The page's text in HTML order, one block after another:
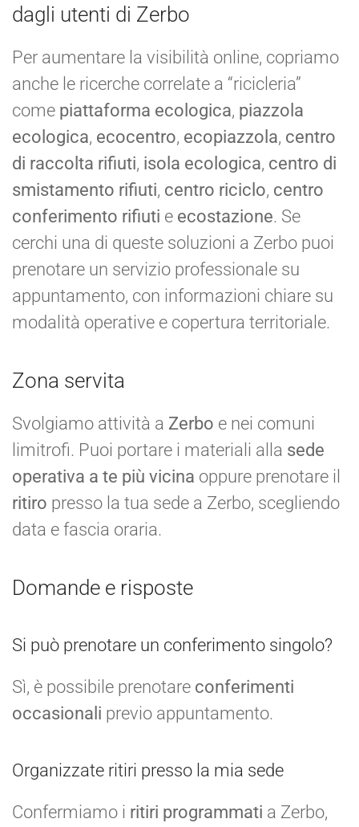
dagli utenti di Zerbo
Per aumentare la visibilità online, copriamo
anche le ricerche correlate a “ricicleria”
come piattaforma ecologica, piazzola
ecologica, ecocentro, ecopiazzola, centro
di raccolta rifiuti, isola ecologica, centro di
smistamento rifiuti, centro riciclo, centro
conferimento rifiuti e ecostazione. Se
cerchi una di queste soluzioni a Zerbo puoi
prenotare un servizio professionale su
appuntamento, con informazioni chiare su
modalità operative e copertura territoriale.
Zona servita
Svolgiamo attività a Zerbo e nei comuni
limitrofi. Puoi portare i materiali alla sede
operativa a te più vicina oppure prenotare il
ritiro presso la tua sede a Zerbo, scegliendo
data e fascia oraria.
Domande e risposte
Si può prenotare un conferimento singolo?
Sì, è possibile prenotare conferimenti
occasionali previo appuntamento.
Organizzate ritiri presso la mia sede
Confermiamo i ritiri programmati a Zerbo,